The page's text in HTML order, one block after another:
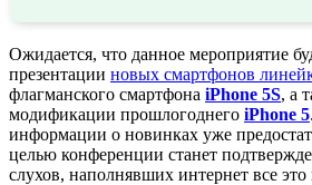
Ожидается, что данное мероприятие
презентации новых смартфонов
флагманского смартфона iPhone 5S, а
модификации прошлогоднего iPhone 5
информации о новинках уже
целью конференции станет
слухов, наполнявших интернет все это